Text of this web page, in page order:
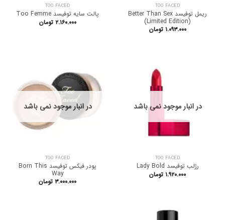
TOO FACED
ریمل توفیسد Better Than Sex
(Limited Edition)
۱.۰۹۳.۰۰۰ تومان
TOO FACED
پالت سایه توفیسد Too Femme
۲.۱۶۰.۰۰۰ تومان
در انبار موجود نمی باشد
TOO FACED
رژلب توفیسد Lady Bold
۱.۹۲۰.۰۰۰ تومان
در انبار موجود نمی باشد
TOO FACED
پودر فیکس توفیسد Born This
Way
۳.۰۰۰.۰۰۰ تومان